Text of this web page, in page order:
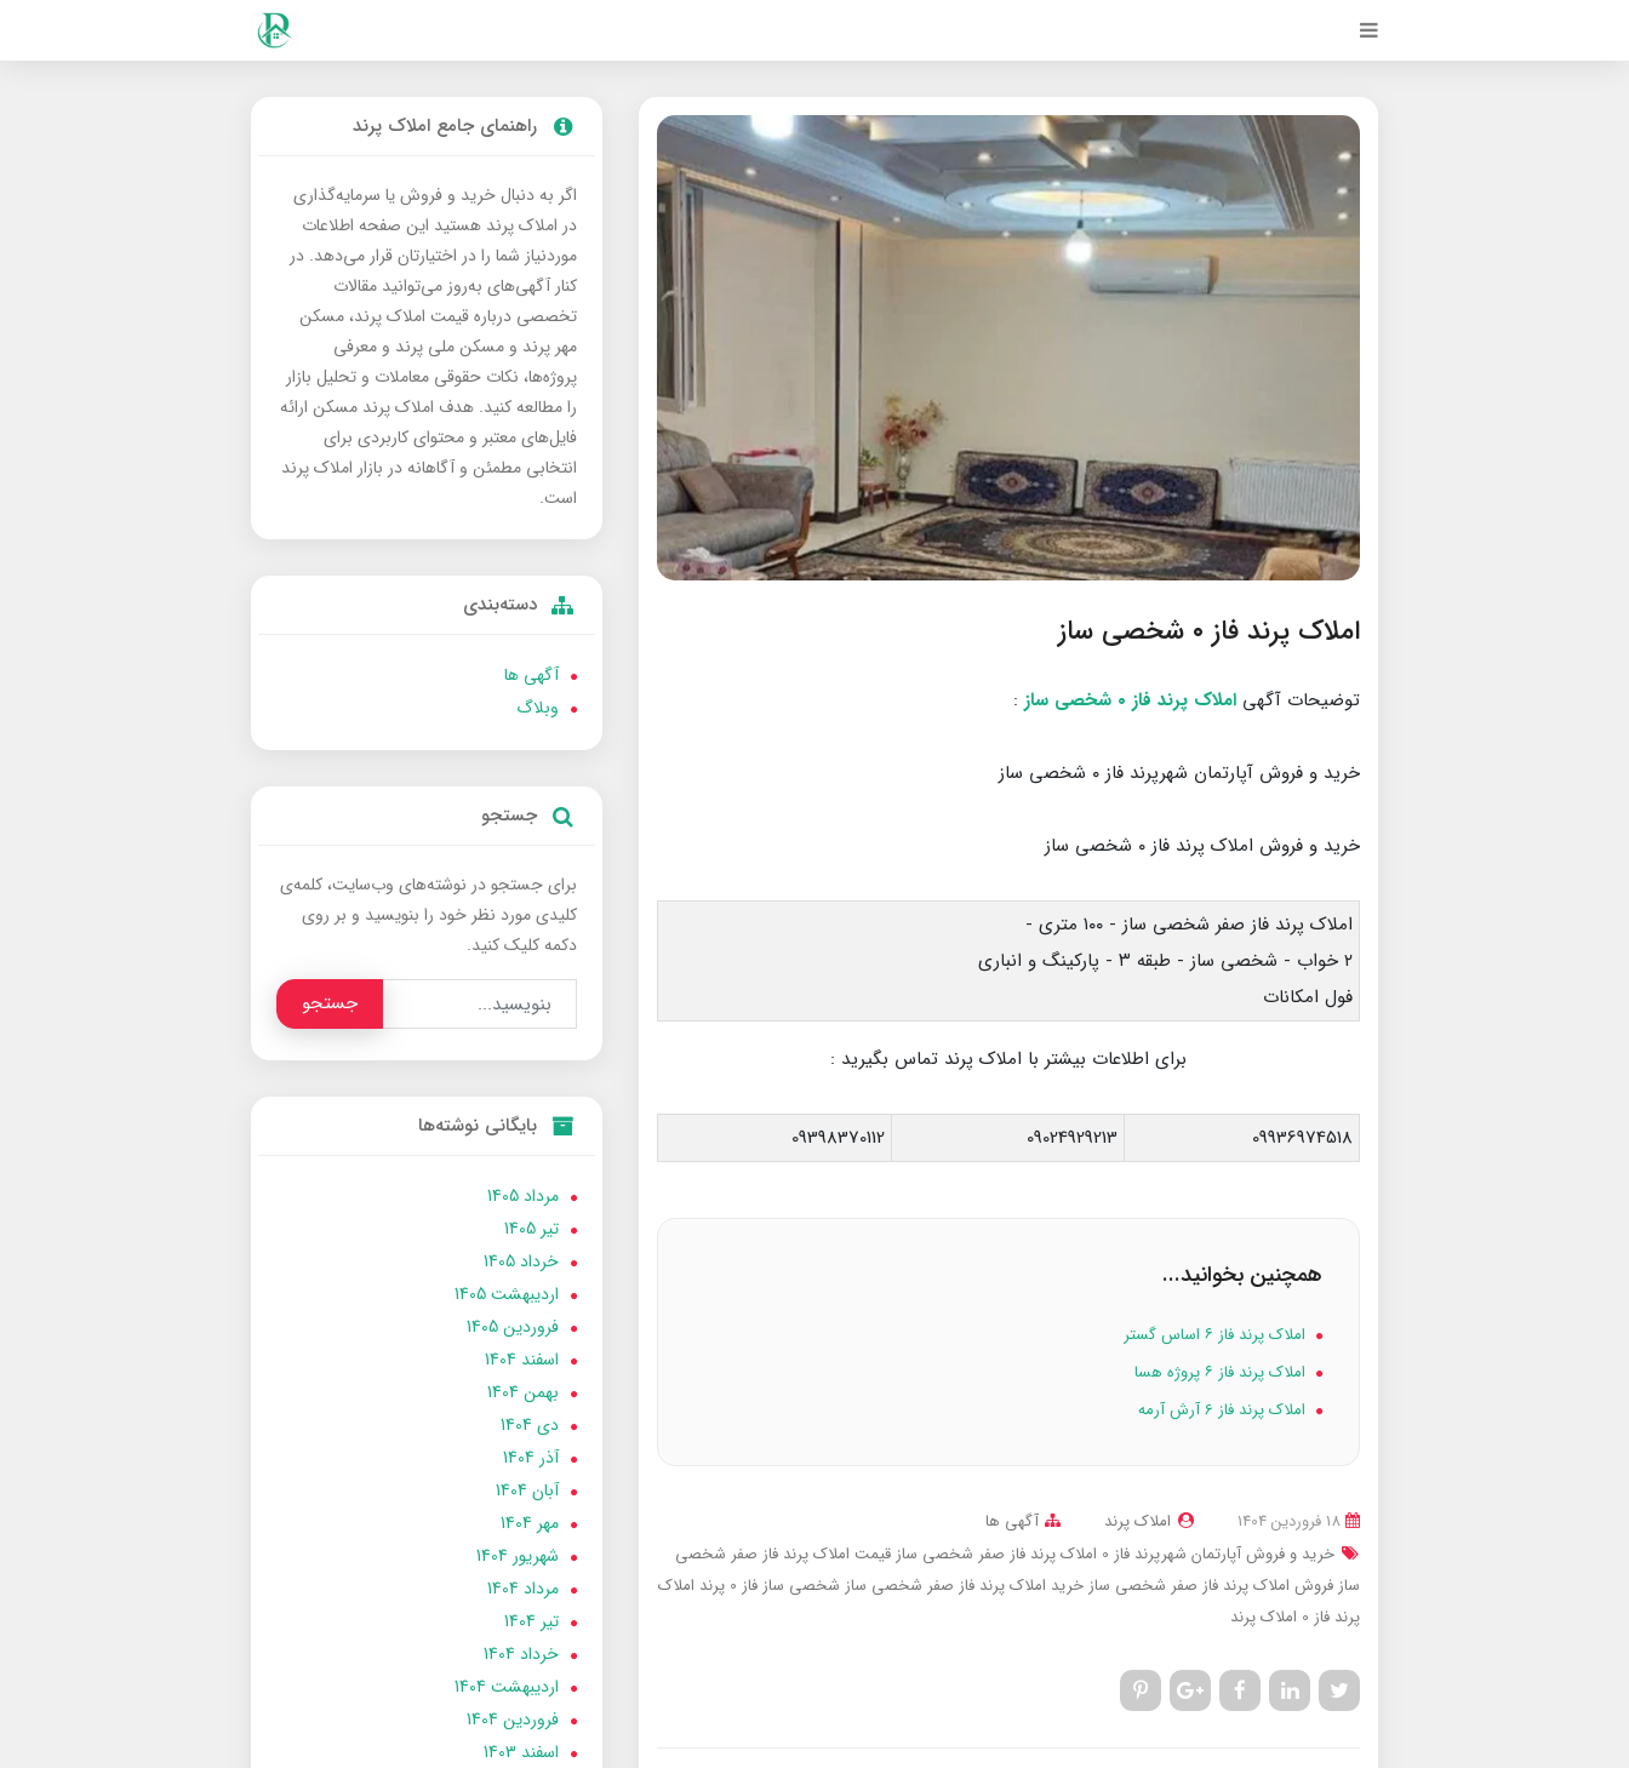
املاک پرند فاز ۰ شخصی ساز
توضیحات آگهی املاک پرند فاز ۰ شخصی ساز :
خرید و فروش آپارتمان شهرپرند فاز ۰ شخصی ساز
خرید و فروش املاک پرند فاز ۰ شخصی ساز
املاک پرند فاز صفر شخصی ساز - ۱۰۰ متری -
۲ خواب - شخصی ساز - طبقه ۳ - پارکینگ و انباری
فول امکانات
برای اطلاعات بیشتر با املاک پرند تماس بگیرید :
09936974518
09024929213
09398370112
همچنین بخوانید...
املاک پرند فاز ۶ اساس گستر
املاک پرند فاز ۶ پروژه هسا
املاک پرند فاز 6 آرش آرمه
املاک پرند
آگهی ها
خرید و فروش آپارتمان شهرپرند فاز 0
املاک پرند فاز صفر شخصی ساز قیمت املاک پرند فاز صفر شخصی
ساز فروش املاک پرند فاز صفر شخصی ساز خرید املاک پرند فاز صفر شخصی ساز شخصی ساز فاز 0 پرند
املاک
پرند فاز 0
املاک پرند
راهنمای جامع املاک پرند
اگر به دنبال خرید و فروش یا سرمایه‌گذاری
در املاک پرند هستید این صفحه اطلاعات
موردنیاز شما را در اختیارتان قرار می‌دهد. در
کنار آگهی‌های به‌روز می‌توانید مقالات
تخصصی درباره قیمت املاک پرند، مسکن
مهر پرند و مسکن ملی پرند و معرفی
پروژه‌ها، نکات حقوقی معاملات و تحلیل بازار
را مطالعه کنید. هدف املاک پرند مسکن ارائه
فایل‌های معتبر و محتوای کاربردی برای
انتخابی مطمئن و آگاهانه در بازار املاک پرند
است.
دسته‌بندی
آگهی ها
وبلاگ
جستجو
برای جستجو در نوشته‌های وب‌سایت، کلمه‌ی
کلیدی مورد نظر خود را بنویسید و بر روی
دکمه کلیک کنید.
جستجو
بایگانی نوشته‌ها
مرداد 1405
تير 1405
خرداد 1405
ارديبهشت 1405
فروردین 1405
اسفند 1404
بهمن 1404
دی 1404
آذر 1404
آبان 1404
مهر 1404
شهریور 1404
مرداد 1404
تير 1404
خرداد 1404
ارديبهشت 1404
فروردین 1404
اسفند 1403